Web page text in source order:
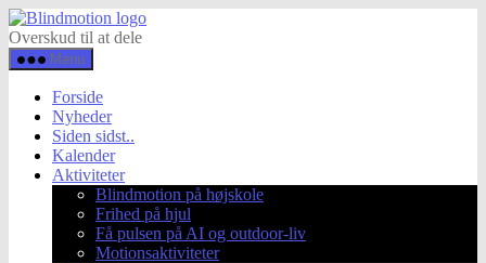
Spring
til
indholdet
Blindmotion
Overskud til at dele
Menu
Forside
Nyheder
Siden sidst..
Kalender
Aktiviteter
Blindmotion på højskole
Frihed på hjul
Få pulsen på AI og outdoor-liv
Motionsaktiviteter